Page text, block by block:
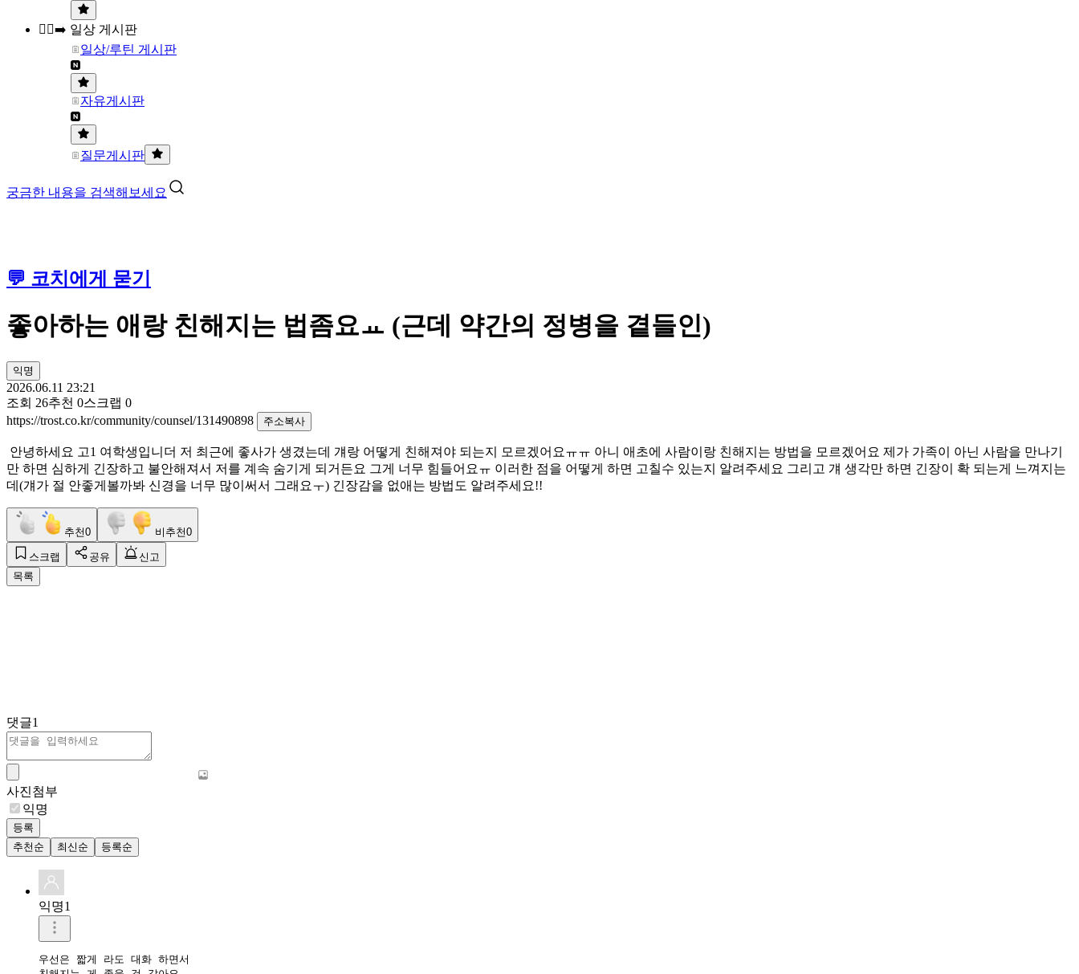
🏃‍♀️‍➡️ 일상 게시판
일상/루틴 게시판
자유게시판
질문게시판
궁금한 내용을 검색해보세요
💬 코치에게 묻기
좋아하는 애랑 친해지는 법좀요ㅛ (근데 약간의 정병을 곁들인)
익명
2026.06.11 23:21
조회 26추천 0스크랩 0
https://trost.co.kr/community/counsel/131490898
주소복사
안녕하세요 고1 여학생입니더 저 최근에 좋사가 생겼는데 걔랑 어떻게 친해져야 되는지 모르겠어요ㅠㅠ 아니 애초에 사람이랑 친해지는 방법을 모르겠어요 제가 가족이 아닌 사람을 만나기
만 하면 심하게 긴장하고 불안해져서 저를 계속 숨기게 되거든요 그게 너무 힘들어요ㅠ 이러한 점을 어떻게 하면 고칠수 있는지 알려주세요 그리고 걔 생각만 하면 긴장이 확 되는게 느껴지는
데(걔가 절 안좋게볼까봐 신경을 너무 많이써서 그래요ㅜ) 긴장감을 없애는 방법도 알려주세요!!
추천0 비추천0
스크랩 공유
신고
목록
댓글1
사진첨부
익명
등록
추천순
최신순 등록순
익명1
우선은 짧게 라도 대화 하면서